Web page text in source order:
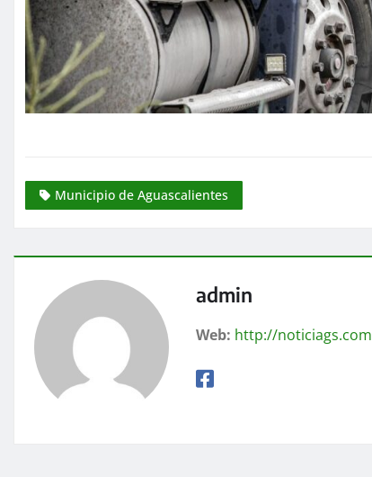
Municipio de Aguascalientes
admin
Web: http://noticiags.com